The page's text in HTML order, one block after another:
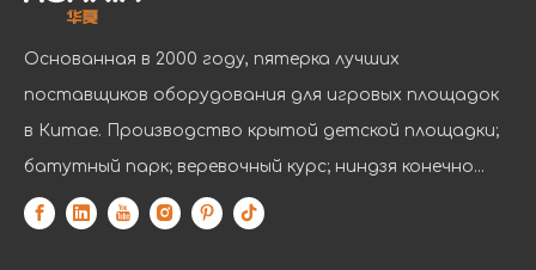
Основанная в 2000 году, пятерка лучших
поставщиков оборудования для игровых площадок
в Китае. Производство крытой детской площадки;
батутный парк; веревочный курс; ниндзя конечно...